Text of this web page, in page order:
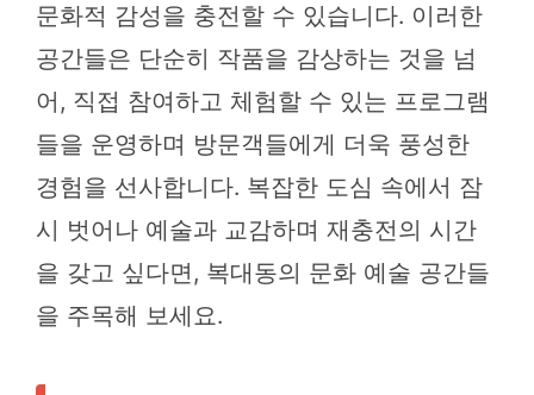
문화적 감성을 충전할 수 있습니다. 이러한
공간들은 단순히 작품을 감상하는 것을 넘
어, 직접 참여하고 체험할 수 있는 프로그램
들을 운영하며 방문객들에게 더욱 풍성한
경험을 선사합니다. 복잡한 도심 속에서 잠
시 벗어나 예술과 교감하며 재충전의 시간
을 갖고 싶다면, 복대동의 문화 예술 공간들
을 주목해 보세요.